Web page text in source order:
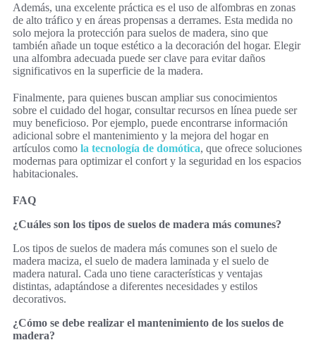
Además, una excelente práctica es el uso de alfombras en zonas
de alto tráfico y en áreas propensas a derrames. Esta medida no
solo mejora la protección para suelos de madera, sino que
también añade un toque estético a la decoración del hogar. Elegir
una alfombra adecuada puede ser clave para evitar daños
significativos en la superficie de la madera.
Finalmente, para quienes buscan ampliar sus conocimientos
sobre el cuidado del hogar, consultar recursos en línea puede ser
muy beneficioso. Por ejemplo, puede encontrarse información
adicional sobre el mantenimiento y la mejora del hogar en
artículos como la tecnología de domótica, que ofrece soluciones
modernas para optimizar el confort y la seguridad en los espacios
habitacionales.
FAQ
¿Cuáles son los tipos de suelos de madera más comunes?
Los tipos de suelos de madera más comunes son el suelo de
madera maciza, el suelo de madera laminada y el suelo de
madera natural. Cada uno tiene características y ventajas
distintas, adaptándose a diferentes necesidades y estilos
decorativos.
¿Cómo se debe realizar el mantenimiento de los suelos de
madera?